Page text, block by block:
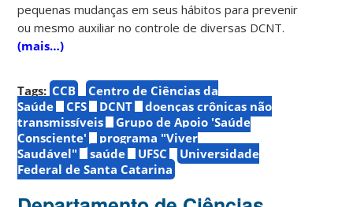
pequenas mudanças em seus hábitos para prevenir
ou mesmo auxiliar no controle de diversas DCNT.
(mais…)
Tags: CCB
Centro de Ciências da
Saúde
CFS DCNT
doenças crônicas não
transmissíveis
Grupo de Apoio 'Saúde
Consciente'
programa "Viver
Saudável"
saúde UFSC
Universidade
Federal de Santa Catarina